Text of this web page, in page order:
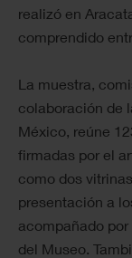
realizó en
comprendido
La muestra,
colaboración de
México, reúne
firmadas por el
como dos
presentación a
acompañado por
del Museo.